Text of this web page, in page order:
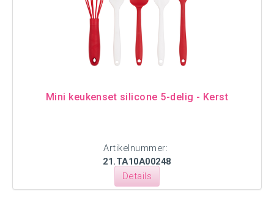
Mini keukenset silicone 5-delig - Kerst
Artikelnummer:
21.TA10A00248
Details